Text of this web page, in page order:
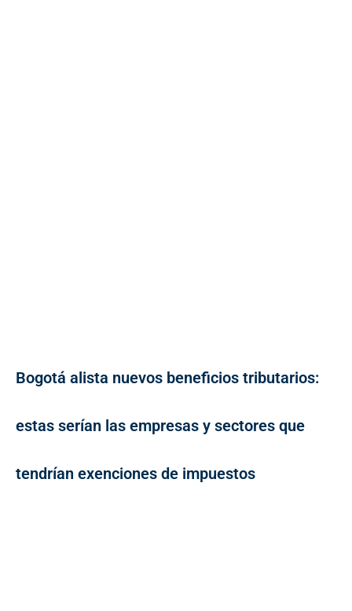
Bogotá alista nuevos beneficios tributarios:
estas serían las empresas y sectores que
tendrían exenciones de impuestos